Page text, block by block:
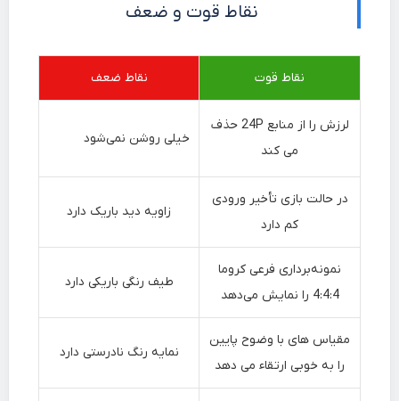
نقاط قوت و ضعف
نقاط قوت نقاط ضعف
لرزش را از منابع 24P حذف
می کند
خیلی روشن نمی‌شود
در حالت بازی تأخیر ورودی
کم دارد
زاویه دید باریک دارد
نمونه‌برداری فرعی کروما
4:4:4 را نمایش می‌دهد
طیف رنگی باریکی دارد
مقیاس های با وضوح پایین
را به خوبی ارتقاء می دهد
نمایه رنگ نادرستی دارد